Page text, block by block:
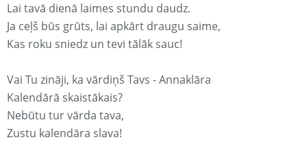
Lai tavā dienā laimes stundu daudz.
Ja ceļš būs grūts, lai apkārt draugu saime,
Kas roku sniedz un tevi tālāk sauc!
Vai Tu zināji, ka vārdiņš Tavs - Annaklāra
Kalendārā skaistākais?
Nebūtu tur vārda tava,
Zustu kalendāra slava!